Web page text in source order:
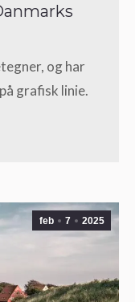
og har
grafisk linie.
feb 7 2025